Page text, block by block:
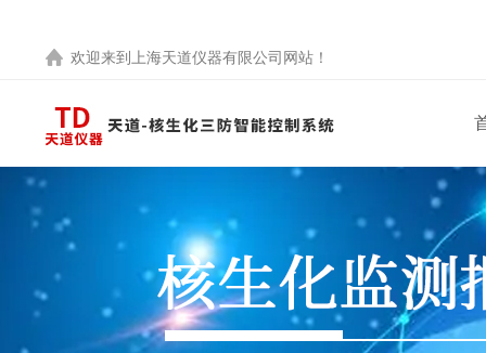
欢迎来到 上海天道仪器有限公司 网站！